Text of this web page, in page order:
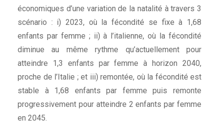
économiques d’une variation de la natalité à travers 3
scénario : i) 2023, où la fécondité se fixe à 1,68
enfants par femme ; ii) à l’italienne, où la fécondité
diminue au même rythme qu’actuellement pour
atteindre 1,3 enfants par femme à horizon 2040,
proche de l’Italie ; et iii) remontée, où la fécondité est
stable à 1,68 enfants par femme puis remonte
progressivement pour atteindre 2 enfants par femme
en 2045.